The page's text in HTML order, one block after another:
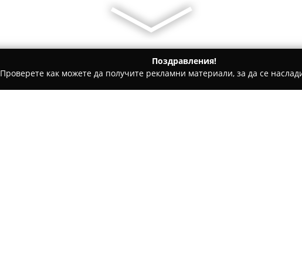
Поздравления!
Проверете как можете да получите рекламни материали, за да се